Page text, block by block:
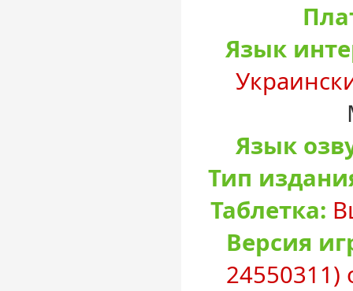
Язык
Язык
Тип
Таблетка:
Версия
24550311)